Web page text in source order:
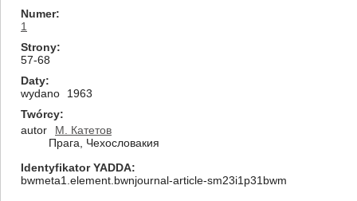
Numer
1
Strony
57-68
Daty
wydano
1963
Twórcy
autor
М. Катетов
Прага, Чехословакия
Identyfikator YADDA
bwmeta1.element.bwnjournal-article-sm23i1p31bwm